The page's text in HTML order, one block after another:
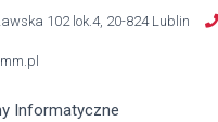
102 lok.4, 20-824 Lublin
Informatyczne